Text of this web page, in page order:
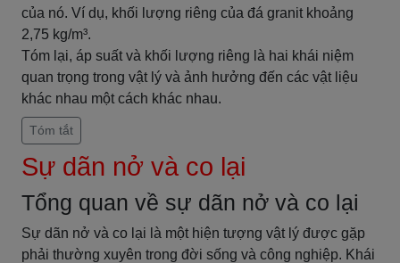
của nó. Ví dụ, khối lượng riêng của đá granit khoảng
2,75 kg/m³.
Tóm lại, áp suất và khối lượng riêng là hai khái niệm
quan trọng trong vật lý và ảnh hưởng đến các vật liệu
khác nhau một cách khác nhau.
Tóm tắt
Sự dãn nở và co lại
Tổng quan về sự dãn nở và co lại
Sự dãn nở và co lại là một hiện tượng vật lý được gặp
phải thường xuyên trong đời sống và công nghiệp. Khái